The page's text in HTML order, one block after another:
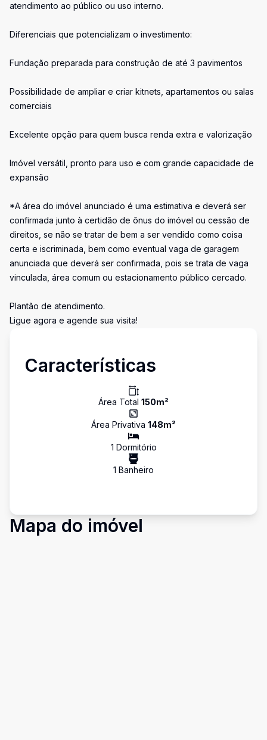
atendimento ao público ou uso interno.
Diferenciais que potencializam o investimento:
Fundação preparada para construção de até 3 pavimentos
Possibilidade de ampliar e criar kitnets, apartamentos ou salas
comerciais
Excelente opção para quem busca renda extra e valorização
Imóvel versátil, pronto para uso e com grande capacidade de
expansão
*A área do imóvel anunciado é uma estimativa e deverá ser
confirmada junto à certidão de ônus do imóvel ou cessão de
direitos, se não se tratar de bem a ser vendido como coisa
certa e iscriminada, bem como eventual vaga de garagem
anunciada que deverá ser confirmada, pois se trata de vaga
vinculada, área comum ou estacionamento público cercado.
Plantão de atendimento.
Ligue agora e agende sua visita!
Características
Área Total 150m²
Área Privativa 148m²
1 Dormitório
1 Banheiro
Mapa do imóvel